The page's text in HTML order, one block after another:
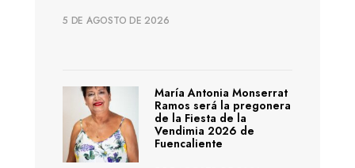
5 DE AGOSTO DE 2026
María Antonia Monserrat
Ramos será la pregonera
de la Fiesta de la
Vendimia 2026 de
Fuencaliente